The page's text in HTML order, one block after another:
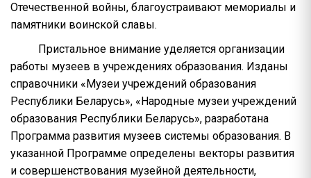
Отечественной войны, благоустраивают мемориалы и
памятники воинской славы.
Пристальное внимание уделяется организации
работы музеев в учреждениях образования. Изданы
справочники «Музеи учреждений образования
Республики Беларусь», «Народные музеи учреждений
образования Республики Беларусь», разработана
Программа развития музеев системы образования. В
указанной Программе определены векторы развития
и совершенствования музейной деятельности,